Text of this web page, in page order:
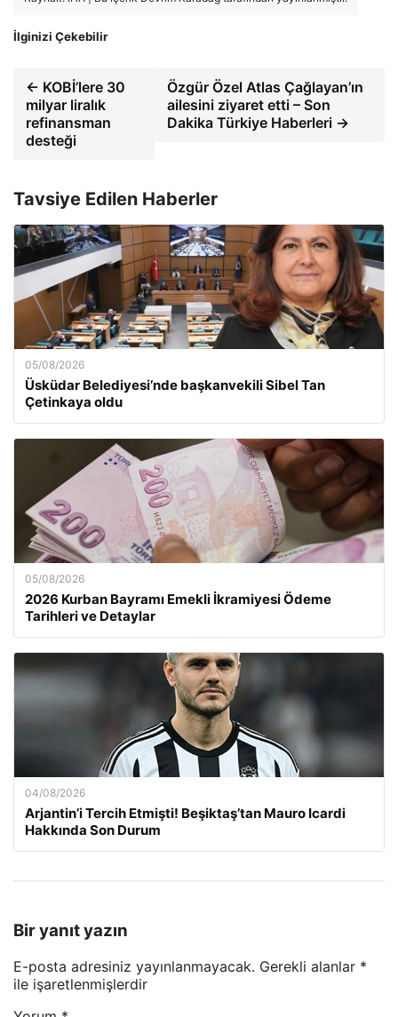
İlginizi Çekebilir
← KOBİ’lere 30
milyar liralık
refinansman
desteği
Özgür Özel Atlas Çağlayan’ın
ailesini ziyaret etti – Son
Dakika Türkiye Haberleri →
Tavsiye Edilen Haberler
05/08/2026
Üsküdar Belediyesi’nde başkanvekili Sibel Tan
Çetinkaya oldu
05/08/2026
2026 Kurban Bayramı Emekli İkramiyesi Ödeme
Tarihleri ve Detaylar
04/08/2026
Arjantin’i Tercih Etmişti! Beşiktaş’tan Mauro Icardi
Hakkında Son Durum
Bir yanıt yazın
E-posta adresiniz yayınlanmayacak. Gerekli alanlar *
ile işaretlenmişlerdir